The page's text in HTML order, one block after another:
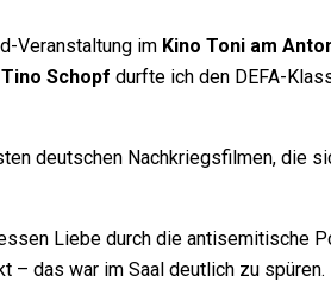
Veranstaltung im Kino Toni am
Tino Schopf durfte ich den DEFA-
deutschen Nachkriegsfilmen, die
Liebe durch die antisemitische
– das war im Saal deutlich zu spüren.